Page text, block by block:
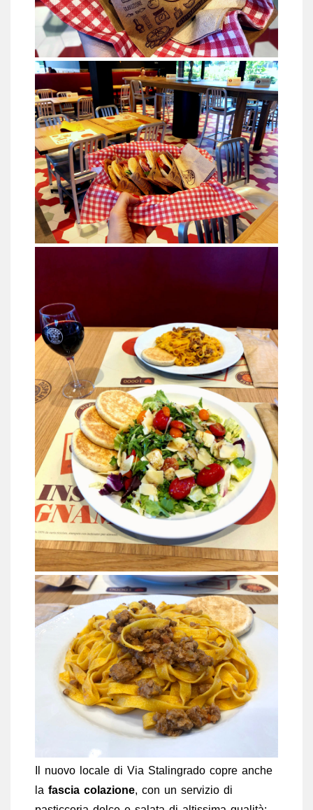
Il nuovo locale di Via Stalingrado copre anche
la fascia colazione, con un servizio di